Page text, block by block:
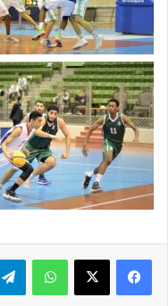
فيسبوك X واتساب